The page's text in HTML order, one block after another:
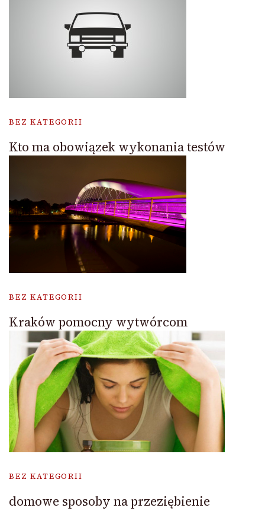
BEZ KATEGORII
Kto ma obowiązek wykonania testów
BEZ KATEGORII
Kraków pomocny wytwórcom
BEZ KATEGORII
domowe sposoby na przeziębienie